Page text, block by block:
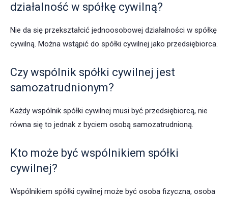
działalność w spółkę cywilną?
Nie da się przekształcić jednoosobowej działalności w spółkę
cywilną. Można wstąpić do spółki cywilnej jako przedsiębiorca.
Czy wspólnik spółki cywilnej jest
samozatrudnionym?
Każdy wspólnik spółki cywilnej musi być przedsiębiorcą, nie
równa się to jednak z byciem osobą samozatrudnioną.
Kto może być wspólnikiem spółki
cywilnej?
Wspólnikiem spółki cywilnej może być osoba fizyczna, osoba